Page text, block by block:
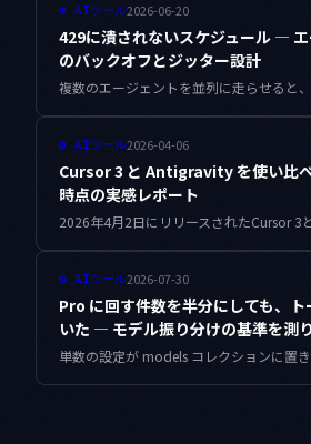
⚙ AIツール2026-06-20
429に潰されないスケジュール —
のバックオフとジッター設計
⚙ AIツール2026-04-06
Cursor 3 と Antigravity を使い比
時点の実感レポート
⚙ AIツール2026-07-30
Pro に回す件数を半分にしても、
いた — モデル振り分けの基準を測